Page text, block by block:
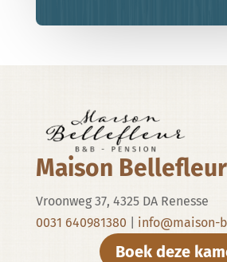
Maison Bellefleur
Vroonweg 37, 4325 DA Renesse
0031 640981380
info@maison-
Boek deze